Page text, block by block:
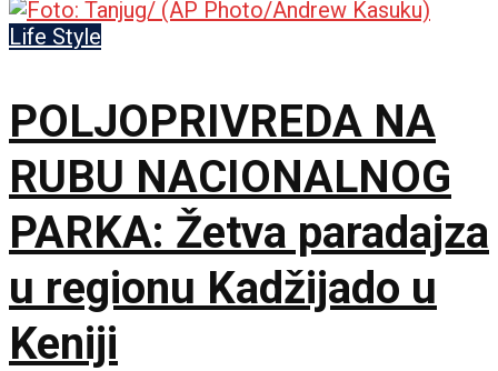
Life Style
POLJOPRIVREDA NA
RUBU NACIONALNOG
PARKA: Žetva paradajza
u regionu Kadžijado u
Keniji